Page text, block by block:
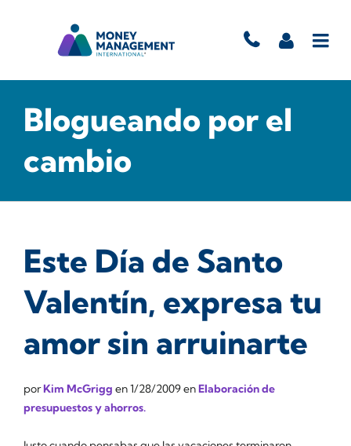
Blogueando por el
cambio
Este Día de Santo
Valentín, expresa tu
amor sin arruinarte
porKim McGrigg en1/28/2009enElaboración de
presupuestos y ahorros.